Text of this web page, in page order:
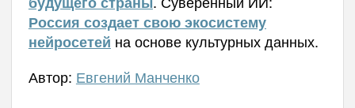
Россия создает свою экосистему
нейросетей на основе культурных данных.
Автор: Евгений Манченко